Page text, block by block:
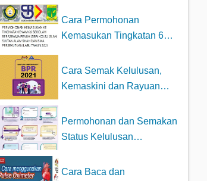
Cara Permohonan
Kemasukan Tingkatan 6
Penuh...
Cara Semak Kelulusan,
Kemaskini dan Rayuan
Permohonan dan Semakan
Status Kelulusan
Cara Baca dan